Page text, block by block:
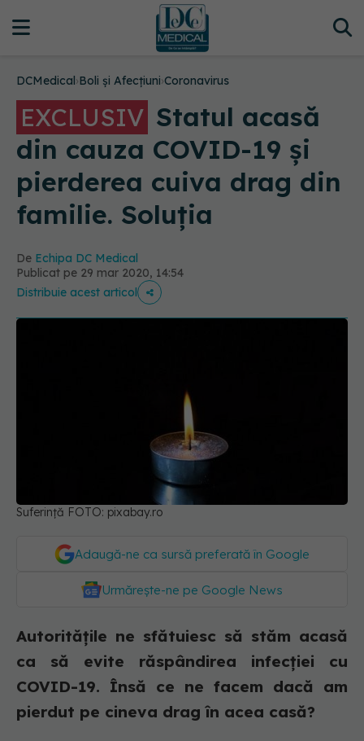
DCMedical›Boli și Afecțiuni›Coronavirus
EXCLUSIV Statul acasă
din cauza COVID-19 și
pierderea cuiva drag din
familie. Soluția
De Echipa DC Medical
Publicat pe 29 mar 2020, 14:54
Distribuie acest articol
Suferință FOTO: pixabay.ro
Adaugă-ne ca sursă preferată în Google
Urmărește-ne pe Google News
Autoritățile ne sfătuiesc să stăm acasă
ca să evite răspândirea infecției cu
COVID-19. Însă ce ne facem dacă am
pierdut pe cineva drag în acea casă?